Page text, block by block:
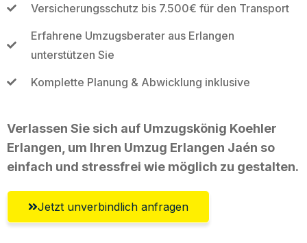
Versicherungsschutz bis 7.500€ für den Transport
Erfahrene Umzugsberater aus Erlangen
unterstützen Sie
Komplette Planung & Abwicklung inklusive
Verlassen Sie sich auf Umzugskönig Koehler
Erlangen, um Ihren Umzug Erlangen Jaén so
einfach und stressfrei wie möglich zu gestalten.
Jetzt unverbindlich anfragen